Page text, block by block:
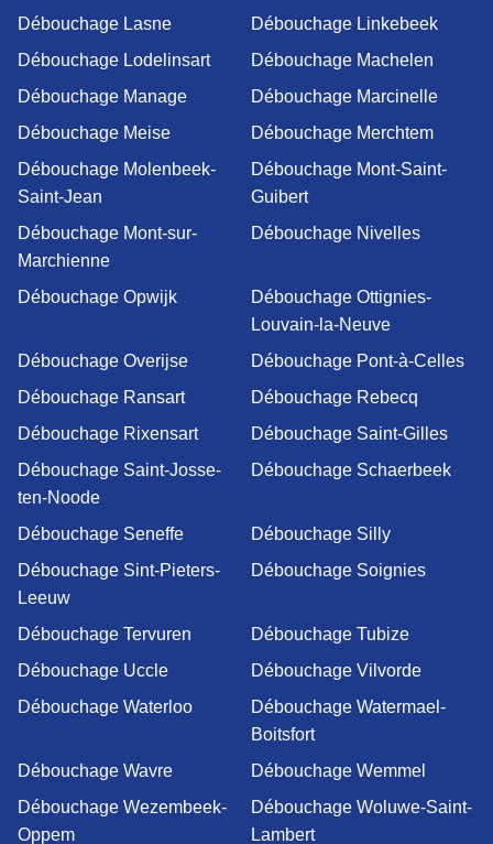
Débouchage Lasne
Débouchage Linkebeek
Débouchage Lodelinsart
Débouchage Machelen
Débouchage Manage
Débouchage Marcinelle
Débouchage Meise
Débouchage Merchtem
Débouchage Molenbeek-
Saint-Jean
Débouchage Mont-Saint-
Guibert
Débouchage Mont-sur-
Marchienne
Débouchage Nivelles
Débouchage Opwijk
Débouchage Ottignies-
Louvain-la-Neuve
Débouchage Overijse
Débouchage Pont-à-Celles
Débouchage Ransart
Débouchage Rebecq
Débouchage Rixensart
Débouchage Saint-Gilles
Débouchage Saint-Josse-
ten-Noode
Débouchage Schaerbeek
Débouchage Seneffe
Débouchage Silly
Débouchage Sint-Pieters-
Leeuw
Débouchage Soignies
Débouchage Tervuren
Débouchage Tubize
Débouchage Uccle
Débouchage Vilvorde
Débouchage Waterloo
Débouchage Watermael-
Boitsfort
Débouchage Wavre
Débouchage Wemmel
Débouchage Wezembeek-
Oppem
Débouchage Woluwe-Saint-
Lambert